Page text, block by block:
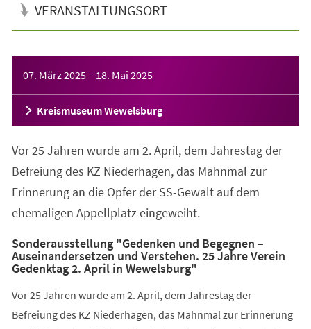
VERANSTALTUNGSORT
07. März 2025– 18. Mai 2025
Kreismuseum Wewelsburg
Vor 25 Jahren wurde am 2. April, dem Jahrestag der
Befreiung des KZ Niederhagen, das Mahnmal zur
Erinnerung an die Opfer der SS-Gewalt auf dem
ehemaligen Appellplatz eingeweiht.
Sonderausstellung "Gedenken und Begegnen –
Auseinandersetzen und Verstehen. 25 Jahre Verein
Gedenktag 2. April in Wewelsburg"
Vor 25 Jahren wurde am 2. April, dem Jahrestag der
Befreiung des KZ Niederhagen, das Mahnmal zur Erinnerung